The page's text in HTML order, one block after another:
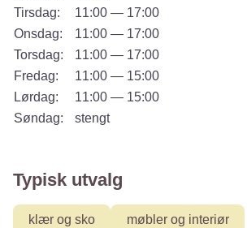
Tirsdag:
11:00 — 17:00
Onsdag:
11:00 — 17:00
Torsdag:
11:00 — 17:00
Fredag:
11:00 — 15:00
Lørdag:
11:00 — 15:00
Søndag:
stengt
Typisk utvalg
klær og sko møbler og interiør